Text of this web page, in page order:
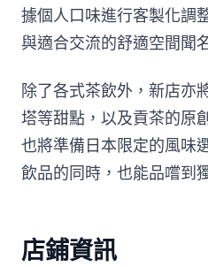
據個人口味進行客製化調
與適合交流的舒適空間聞
除了各式茶飲外，新店亦
塔等甜點，以及貢茶的原
也將準備日本限定的風味
飲品的同時，也能品嚐到
店鋪資訊